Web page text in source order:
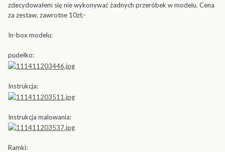
zdecydowałem się nie wykonywać żadnych przeróbek w modelu. Cena
za zestaw, zawrotne 10zł;-
In-box modelu:
pudełko:
Instrukcja:
Instrukcja malowania:
Ramki: